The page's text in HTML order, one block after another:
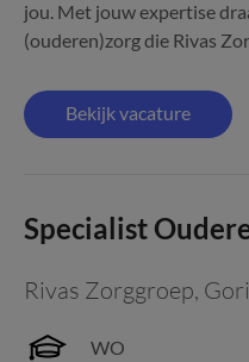
jou. Met jouw expertise
(ouderen)zorg die Rivas
Bekijk vacature
Specialist
Rivas Zorggroep,
WO